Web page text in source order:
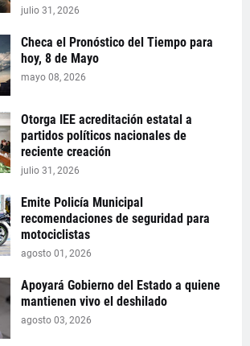
julio 31, 2026
Checa el Pronóstico del Tiempo para
hoy, 8 de Mayo
mayo 08, 2026
Otorga IEE acreditación estatal a
partidos políticos nacionales de
reciente creación
julio 31, 2026
Emite Policía Municipal
recomendaciones de seguridad para
motociclistas
agosto 01, 2026
Apoyará Gobierno del Estado a quiene
mantienen vivo el deshilado
agosto 03, 2026